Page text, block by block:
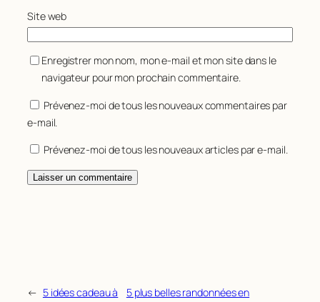
Site web
Enregistrer mon nom, mon e-mail et mon site dans le
navigateur pour mon prochain commentaire.
Prévenez-moi de tous les nouveaux commentaires par
e-mail.
Prévenez-moi de tous les nouveaux articles par e-mail.
← 5 idées cadeau à
5 plus belles randonnées en